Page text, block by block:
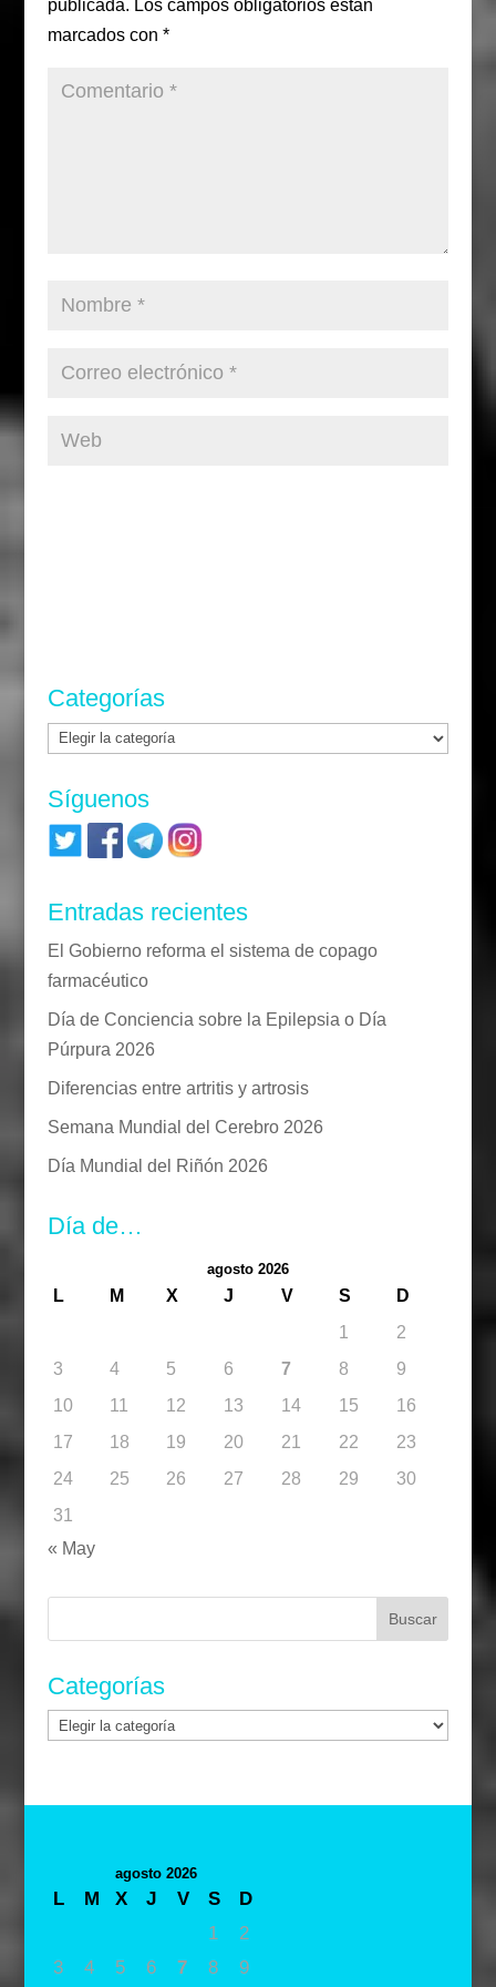
publicada. Los campos obligatorios están
marcados con *
Categorías
Categorías
Síguenos
Entradas recientes
El Gobierno reforma el sistema de copago
farmacéutico
Día de Conciencia sobre la Epilepsia o Día
Púrpura 2026
Diferencias entre artritis y artrosis
Semana Mundial del Cerebro 2026
Día Mundial del Riñón 2026
Día de…
agosto 2026
L M X J V S
D
1
2
3
4 5 6 7 8
9
10
11 12 13 14 15
16
17
18 19 20 21 22
23
24
25 26 27 28 29
30
31
« May
Buscar:
Categorías
Categorías
agosto 2026
L M X J V S
D
1
2
3
4 5 6 7 8 9